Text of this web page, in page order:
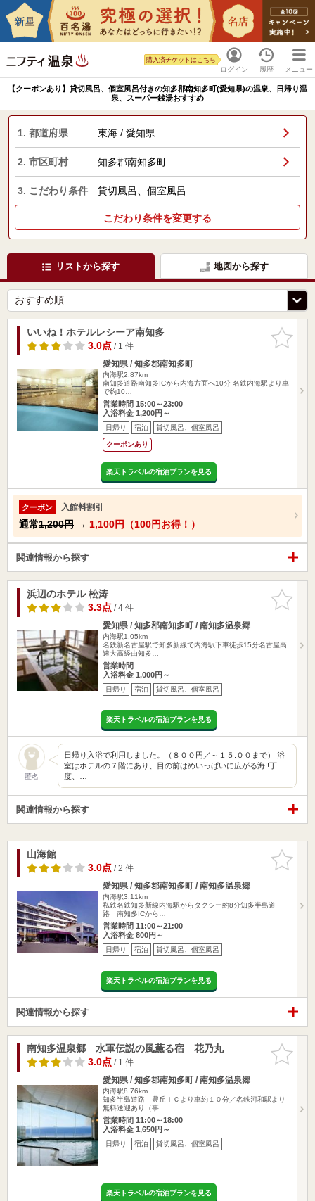
ログイン
購入済チケットはこちら
履歴 メニュー
【クーポンあり】貸切風呂、個室風呂付きの知多郡南知多町(愛知県)の温泉、日帰り温
泉、スーパー銭湯おすすめ
1. 都道府県 東海 / 愛知県
2. 市区町村 知多郡南知多町
3. こだわり条件 貸切風呂、個室風呂
こだわり条件を変更する
リストから探す 地図から探す
お気に入
りに追加
いいね！ホテルレシーア南知多
3.0点/ 1 件
愛知県 / 知多郡南知多町
内海駅2.87km
南知多道路南知多ICから内海方面へ10分 名鉄内海駅より車
で約10…
営業時間 15:00～23:00
入浴料金 1,200円～
日帰り 宿泊 貸切風呂、個室風呂
クーポンあり
楽天トラベルの宿泊プランを見る
クーポン 入館料割引
通常1,200円 → 1,100円（100円お得！）
関連情報から探す
お気に入
りに追加
浜辺のホテル 松涛
3.3点/ 4 件
愛知県 / 知多郡南知多町 / 南知多温泉郷
内海駅1.05km
名鉄新名古屋駅で知多新線で内海駅下車徒歩15分名古屋高
速大高経由知多…
営業時間
入浴料金 1,000円～
日帰り 宿泊 貸切風呂、個室風呂
楽天トラベルの宿泊プランを見る
匿名
日帰り入浴で利用しました。（８００円／～１５:００まで） 浴
室はホテルの７階にあり、目の前はめいっぱいに広がる海!!丁
度、…
関連情報から探す
お気に入
りに追加
山海館
3.0点/ 2 件
愛知県 / 知多郡南知多町 / 南知多温泉郷
内海駅3.11km
私鉄名鉄知多新線内海駅からタクシー約8分知多半島道
路 南知多ICから…
営業時間 11:00～21:00
入浴料金 800円～
日帰り 宿泊 貸切風呂、個室風呂
楽天トラベルの宿泊プランを見る
関連情報から探す
お気に入
りに追加
南知多温泉郷 水軍伝説の風薫る宿 花乃丸
3.0点/ 1 件
愛知県 / 知多郡南知多町 / 南知多温泉郷
内海駅8.76km
知多半島道路 豊丘ＩＣより車約１０分／名鉄河和駅より
無料送迎あり（事…
営業時間 11:00～18:00
入浴料金 1,650円～
日帰り 宿泊 貸切風呂、個室風呂
楽天トラベルの宿泊プランを見る